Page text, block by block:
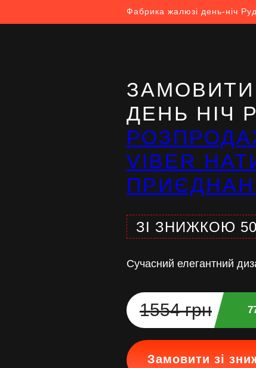
Фабрика жалюзі день-ніч
ДЕНЬ НІЧ
VIBER
ЗІ ЗНИЖКОЮ
Сучасний елегантний
1554 грн
Замовити зі